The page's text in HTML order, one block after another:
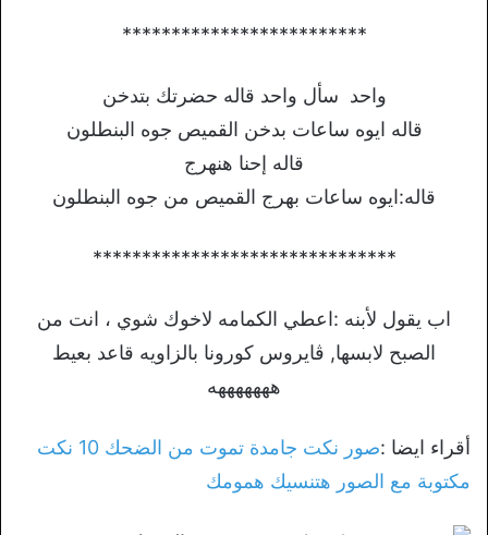
*************************
واحد سأل واحد قاله حضرتك بتدخن
قاله ايوه ساعات بدخن القميص جوه البنطلون
قاله إحنا هنهرج
قاله:ايوه ساعات بهرج القميص من جوه البنطلون
*******************************
اب يقول لأبنه :اعطي الكمامه لاخوك شوي ، انت من
الصبح لابسها, ڤايروس كورونا بالزاويه قاعد بعيط
هههههههه
أقراء ايضا :
صور نكت جامدة تموت من الضحك 10 نكت
مكتوبة مع الصور هتنسيك همومك